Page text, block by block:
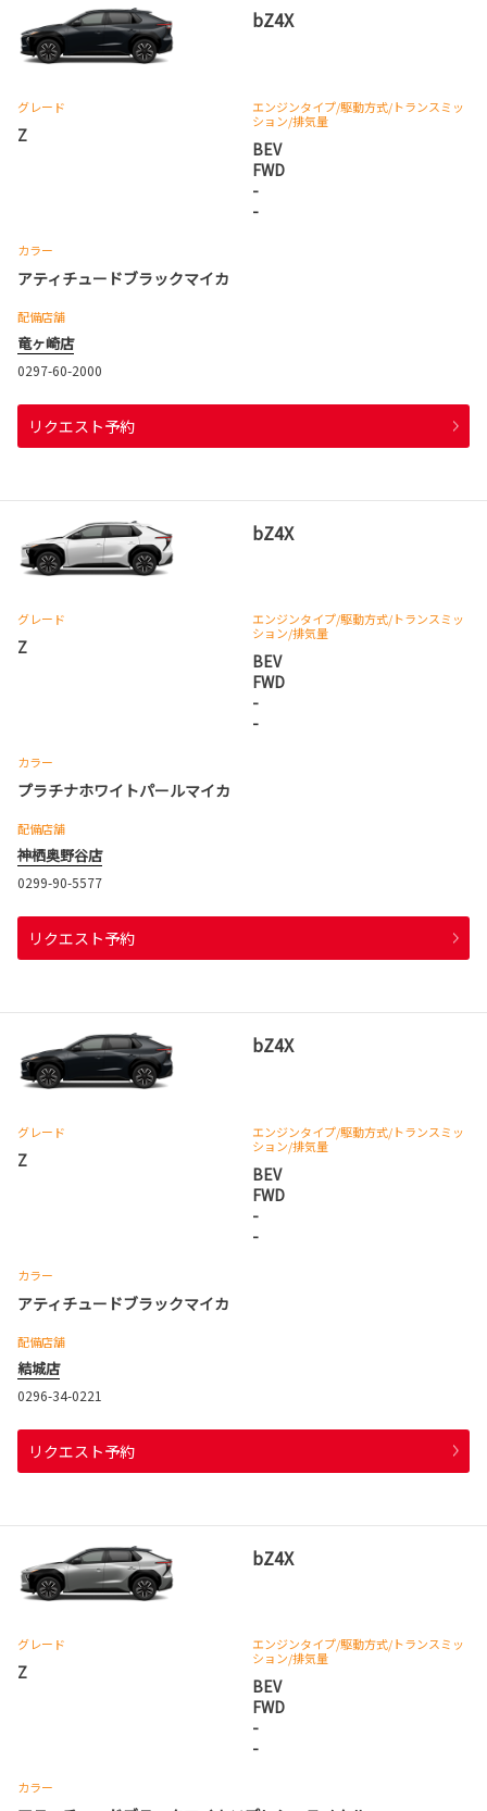
bZ4X
グレード
Z
エンジンタイプ/駆動方式/トランスミッ
ション/排気量
BEV
FWD
-
-
カラー
アティチュードブラックマイカ
配備店舗
竜ヶ崎店
0297-60-2000
リクエスト予約
bZ4X
グレード
Z
エンジンタイプ/駆動方式/トランスミッ
ション/排気量
BEV
FWD
-
-
カラー
プラチナホワイトパールマイカ
配備店舗
神栖奥野谷店
0299-90-5577
リクエスト予約
bZ4X
グレード
Z
エンジンタイプ/駆動方式/トランスミッ
ション/排気量
BEV
FWD
-
-
カラー
アティチュードブラックマイカ
配備店舗
結城店
0296-34-0221
リクエスト予約
bZ4X
グレード
Z
エンジンタイプ/駆動方式/トランスミッ
ション/排気量
BEV
FWD
-
-
カラー